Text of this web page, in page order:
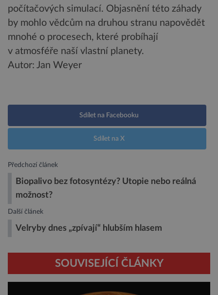
počítačových simulací. Objasnění této záhady
by mohlo vědcům na druhou stranu napovědět
mnohé o procesech, které probíhají
v atmosféře naší vlastní planety.
Autor: Jan Weyer
Sdílet na Facebooku
Sdílet na X
Předchozí článek
Biopalivo bez fotosyntézy? Utopie nebo reálná
možnost?
Další článek
Velryby dnes „zpívají“ hlubším hlasem
SOUVISEJÍCÍ ČLÁNKY